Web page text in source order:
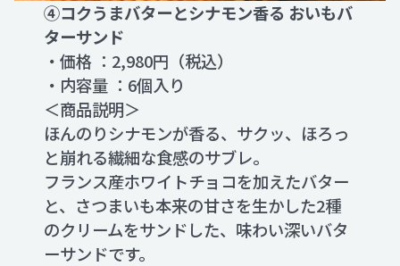
④コクうまバターとシナモン香る おいもバ
ターサンド
・価格 ：2,980円（税込）
・内容量 ：6個入り
＜商品説明＞
ほんのりシナモンが香る、サクッ、ほろっ
と崩れる繊細な食感のサブレ。
フランス産ホワイトチョコを加えたバター
と、さつまいも本来の甘さを生かした2種
のクリームをサンドした、味わい深いバタ
ーサンドです。